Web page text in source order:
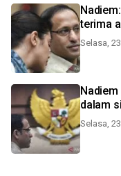
terima
Selasa,
dalam
Selasa,